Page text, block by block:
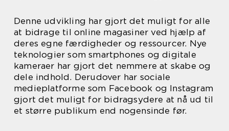
Denne udvikling har gjort det muligt for alle
at bidrage til online magasiner ved hjælp af
deres egne færdigheder og ressourcer. Nye
teknologier som smartphones og digitale
kameraer har gjort det nemmere at skabe og
dele indhold. Derudover har sociale
medieplatforme som Facebook og Instagram
gjort det muligt for bidragsydere at nå ud til
et større publikum end nogensinde før.